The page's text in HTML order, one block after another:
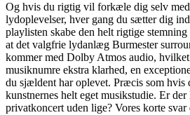
Og hvis du rigtig vil forkæle dig selv
lydoplevelser, hver gang du sætter dig
playlisten skabe den helt rigtige
at det valgfrie lydanlæg Burmester
kommer med Dolby Atmos audio,
musiknumre ekstra klarhed, en
du sjældent har oplevet. Præcis som hvis
kunstnernes helt eget musikstudie. Er
privatkoncert uden lige? Vores korte svar